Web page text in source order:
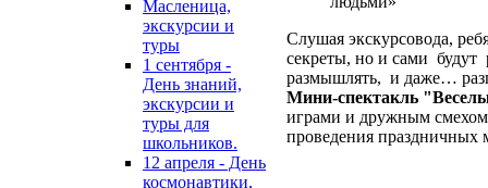
Масленица,
экскурсии и
туры
1 сентября -
День знаний,
экскурсии и
туры для
школьников.
12 апреля - День
космонавтики,
Слушая экскурсовода,
секреты, но и сами будут
размышлять, и даже…
Мини-спектакль
играми и дружным
проведения праздничных